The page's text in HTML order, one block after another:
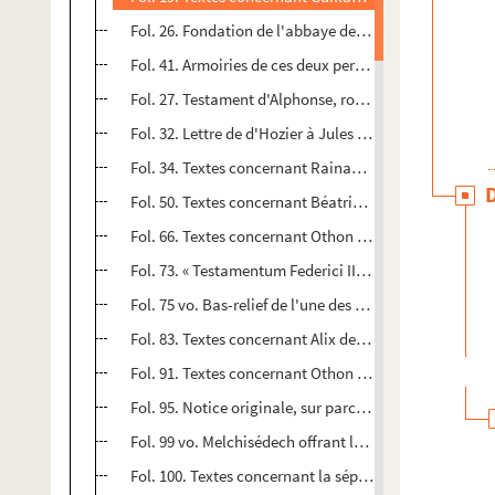
Fol. 26. Fondation de l'abbaye de Bourbourg par
Fol. 41. Armoiries de ces deux personnages qui sont
Fol. 27. Testament d'Alphonse, roi de Léon, et de
Fol. 32. Lettre de d'Hozier à Jules Chiflet sur l'erreur
Fol. 34. Textes concernant Rainaud II, Guillaume II,
Fol. 50. Textes concernant Béatrix de Bourgogne,
Fol. 66. Textes concernant Othon I , Béatrix II et
Fol. 73. « Testamentum Federici II, imperatoris : ex
Fol. 75 vo. Bas-relief de l'une des portes de l'église
Fol. 83. Textes concernant Alix de Méranie,
Fol. 91. Textes concernant Othon IV, comte de
Fol. 95. Notice originale, sur parchemin, du siège de
Fol. 99 vo. Melchisédech offrant le pain et le vin à
Fol. 100. Textes concernant la sépulture dans le